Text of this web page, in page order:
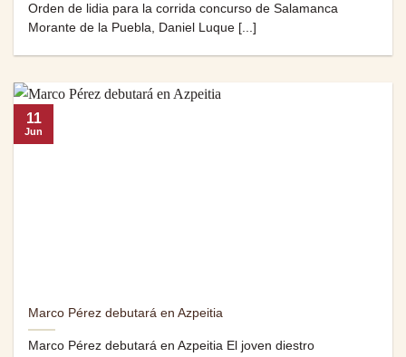
Orden de lidia para la corrida concurso de Salamanca
Morante de la Puebla, Daniel Luque [...]
Marco Pérez debutará en Azpeitia
Marco Pérez debutará en Azpeitia El joven diestro
11
Jun